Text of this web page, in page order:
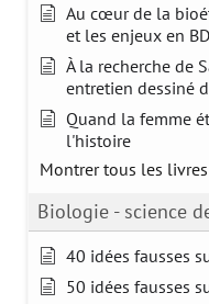
Au cœur de la
et les enjeux en BD
À la recherche de
entretien dessiné
Quand la femme
l'histoire
Montrer tous les livres
Biologie - science
40 idées fausses
50 idées fausses